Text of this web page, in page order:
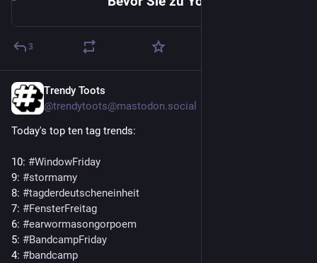
3
Trendy Toots
@trendytoots@mastodon.social
Today's top ten tag trends:
10: #WindowFriday
9: #stormamy
8: #tagderdeutscheneinheit
7: #FensterFreitag
6: #earwormasongorpoem
5: #BandcampFriday
4: #bandcamp